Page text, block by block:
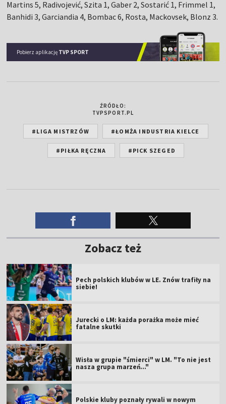
Martins 5, Radivojević, Szita 1, Gaber 2, Sostarić 1, Frimmel 1,
Banhidi 3, Garciandia 4, Bombac 6, Rosta, Mackovsek, Blonz 3.
Pobierz aplikację TVP SPORT
ŹRÓDŁO:
TVPSPORT.PL
#LIGA MISTRZÓW #ŁOMŻA INDUSTRIA KIELCE
#PIŁKA RĘCZNA #PICK SZEGED
Zobacz też
Pech polskich klubów w LE. Znów trafiły na
siebie!
Jurecki o LM: każda porażka może mieć
fatalne skutki
Wisła w grupie "śmierci" w LM. "To nie jest
nasza grupa marzeń..."
Polskie kluby poznały rywali w nowym